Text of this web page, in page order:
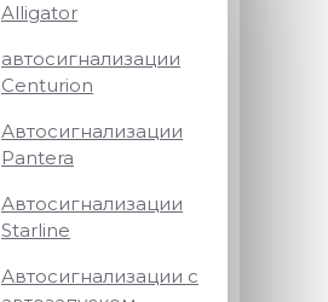
Alligator
автосигнализации
Centurion
Автосигнализации
Pantera
Автосигнализации
Starline
Автосигнализации с